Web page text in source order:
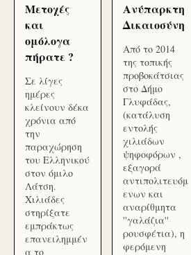
Μετοχές
και
ομόλογα
πήρατε ?
Σε λίγες
ημέρες
κλείνουν δέκα
χρόνια από
την
παραχώρηση
του Ελληνικού
στον όμιλο
Λάτση.
Χιλιάδες
στηρίξατε
εμπράκτως
επανειλημμέν
α το
Ανύπαρκτη
Δικαιοσύνη
Από το 2014
της τοπικής
προβοκάτσιας
στο Δήμο
Γλυφάδας,
(κατάλυση
εντολής
χιλιάδων
ψηφοφόρων ,
εξαγορά
αντιπολιτευόμ
ενων και
αναρίθμητα
''γαλάζια''
ρουσφέτια), η
φερόμενη